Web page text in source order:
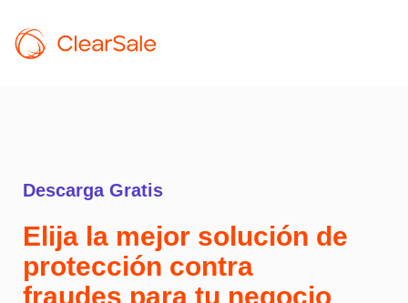
Descarga Gratis
Elija la mejor solución de
protección contra
fraudes para tu negocio